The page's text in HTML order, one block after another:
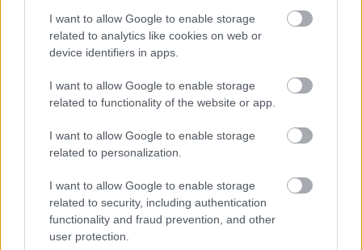
I want to allow Google to enable storage
related to analytics like cookies on web or
device identifiers in apps.
I want to allow Google to enable storage
related to functionality of the website or app.
I want to allow Google to enable storage
related to personalization.
I want to allow Google to enable storage
related to security, including authentication
functionality and fraud prevention, and other
user protection.
ξενοδοχείο, θα αποφασίσετε σε ποιο από τα
υπέροχα χωριά (Λιμένι, Οίτυλο κ.λπ.) θα
της περιοχής κάνει την αναστάσιμη λειτουργία